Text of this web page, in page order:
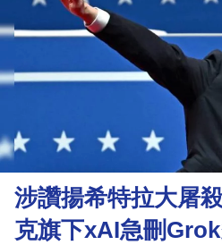
題
投
資
市
理
財
商
涉讚揚希特拉大屠
克旗下xAI急刪